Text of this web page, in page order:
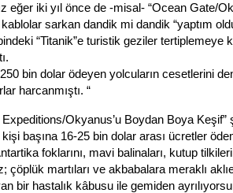
eğer iki yıl önce de -misal- “Ocean Gate/
sarkan dandik mi dandik “yaptım
“Titanik”e turistik geziler tertiplemeye
bin dolar ödeyen yolcuların cesetlerini
harcanmıştı. “
Okyanus’u Boydan Boya Keşif”
başına 16-25 bin dolar arası ücretler
foklarını, mavi balinaları, kutup
çöplük martıları ve akbabalara meraklı
bir hastalık kâbusu ile gemiden